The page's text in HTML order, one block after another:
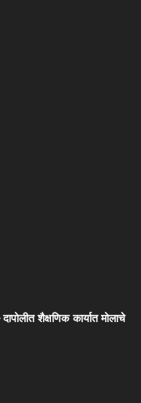
शैक्षणिक कार्यात मोलाचे